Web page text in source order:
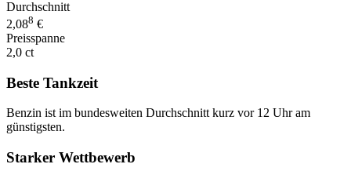
Durchschnitt
2,088 €
Preisspanne
2,0 ct
Beste Tankzeit
Benzin ist im bundesweiten Durchschnitt kurz vor 12 Uhr am
günstigsten.
Starker Wettbewerb